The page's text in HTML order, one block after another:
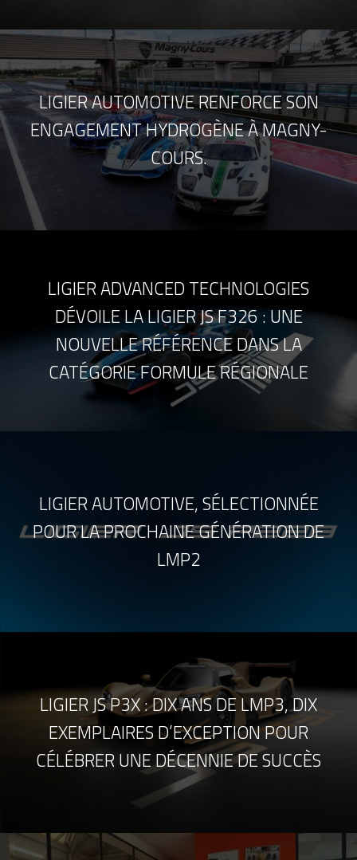
LIGIER AUTOMOTIVE RENFORCE SON
ENGAGEMENT HYDROGÈNE À MAGNY-
COURS.
LIGIER ADVANCED TECHNOLOGIES
DÉVOILE LA LIGIER JS F326 : UNE
NOUVELLE RÉFÉRENCE DANS LA
CATÉGORIE FORMULE RÉGIONALE
LIGIER AUTOMOTIVE, SÉLECTIONNÉE
POUR LA PROCHAINE GÉNÉRATION DE
LMP2
LIGIER JS P3X : DIX ANS DE LMP3, DIX
EXEMPLAIRES D’EXCEPTION POUR
CÉLÉBRER UNE DÉCENNIE DE SUCCÈS